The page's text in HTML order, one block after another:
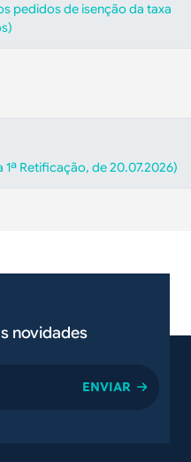
pedidos de isenção da taxa
Retificação, de 20.07.2026)
novidades